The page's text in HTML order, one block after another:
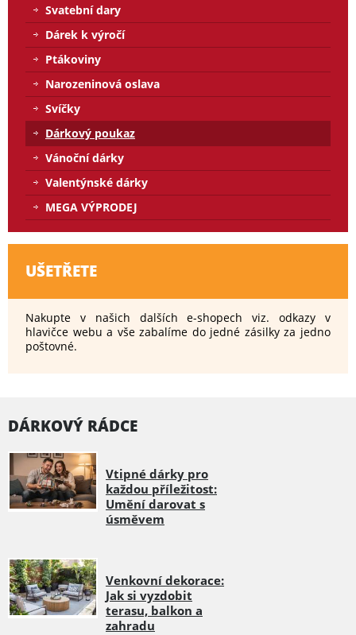
Svatební dary
Dárek k výročí
Ptákoviny
Narozeninová oslava
Svíčky
Dárkový poukaz
Vánoční dárky
Valentýnské dárky
MEGA VÝPRODEJ
UŠETŘETE
Nakupte v našich dalších e-shopech viz. odkazy v
hlavičce webu a vše zabalíme do jedné zásilky za jedno
poštovné.
DÁRKOVÝ RÁDCE
Vtipné dárky pro
každou příležitost:
Umění darovat s
úsměvem
Venkovní dekorace:
Jak si vyzdobit
terasu, balkon a
zahradu